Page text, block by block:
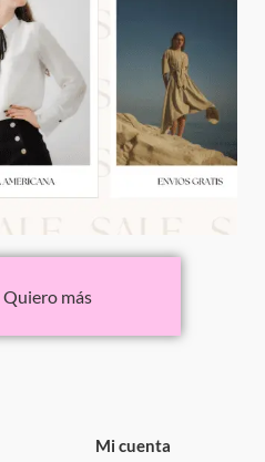
Quiero más
Mi cuenta